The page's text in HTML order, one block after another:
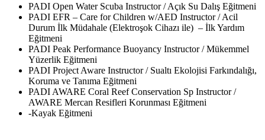
PADI Open Water Scuba Instructor / Açık Su Dalış Eğitmeni
PADI EFR – Care for Children w/AED Instructor / Acil
Durum İlk Müdahale (Elektroşok Cihazı ile) – İlk Yardım
Eğitmeni
PADI Peak Performance Buoyancy Instructor / Mükemmel
Yüzerlik Eğitmeni
PADI Project Aware Instructor / Sualtı Ekolojisi Farkındalığı,
Koruma ve Tanıma Eğitmeni
PADI AWARE Coral Reef Conservation Sp Instructor /
AWARE Mercan Resifleri Korunması Eğitmeni
-Kayak Eğitmeni